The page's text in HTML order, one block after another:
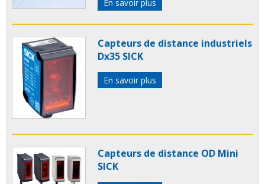
En savoir plus
Capteurs de distance industriels
Dx35 SICK
En savoir plus
Capteurs de distance OD Mini
SICK